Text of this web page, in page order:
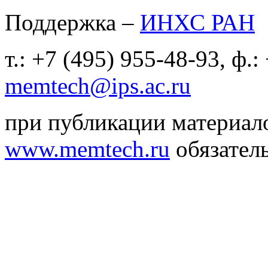
Поддержка – ИНХС РАН
т.: +7 (495) 955-48-93,
memtech@ips.ac.ru
при публикации
www.memtech.ru